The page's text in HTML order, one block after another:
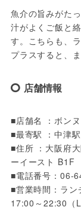
魚介の旨みがた
汁がよくご飯と
す。こちらも、
プラスすると、
店舗情報
■店舗名 ：ボン
■最寄駅 ：中津駅
■住所 ：大阪府
ーイースト B1F
■電話番号：06-
■営業時間：ラ
17:00～22:30（